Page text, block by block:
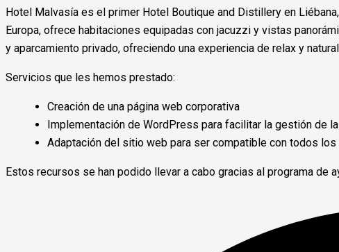
Hotel Malvasía es el primer Hotel Boutique and Distillery en
Europa, ofrece habitaciones equipadas con jacuzzi y vistas
y aparcamiento privado, ofreciendo una experiencia de relax y
Servicios que les hemos prestado:
Creación de una página web corporativa
Implementación de WordPress para facilitar la gestión de
Adaptación del sitio web para ser compatible con todos
Estos recursos se han podido llevar a cabo gracias al programa de